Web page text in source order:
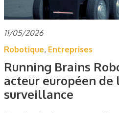
11/05/2026
Robotique, Entreprises
Running Brains
acteur européen
surveillance